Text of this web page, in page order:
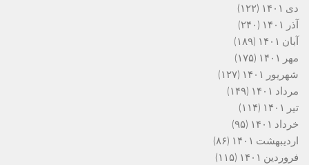
دی ۱۴۰۱
(۱۲۲)
آذر ۱۴۰۱
(۲۴۰)
آبان ۱۴۰۱
(۱۸۹)
مهر ۱۴۰۱
(۱۷۵)
شهریور ۱۴۰۱
(۱۲۷)
مرداد ۱۴۰۱
(۱۴۹)
تیر ۱۴۰۱
(۱۱۴)
خرداد ۱۴۰۱
(۹۵)
اردیبهشت ۱۴۰۱
(۸۶)
فروردین ۱۴۰۱
(۱۱۵)